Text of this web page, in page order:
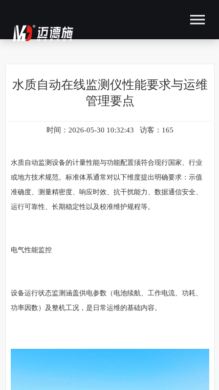
水质自动在线监测仪性能要求与运维
管理要点
时间：2026-05-30 10:32:43 访客：165
水质自动监测设备的计量性能与功能配置须符合现行国家、行业
或地方技术规范。标准体系通常对以下维度提出明确要求：示值
准确度、测量精密度、响应时效、抗干扰能力、数据通信安全、
运行可靠性、长期稳定性以及校准维护规程等。
电气性能监控
设备运行状态监测涵盖供电参数（电池续航、工作电流、功耗、
功率因数）及整机工况，是日常运维的基础内容。